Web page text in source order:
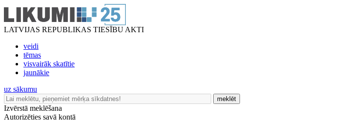
LATVIJAS REPUBLIKAS TIESĪBU AKTI
veidi
tēmas
visvairāk skatītie
jaunākie
uz sākumu
meklēt
Izvērstā meklēšana
Autorizēties savā kontā